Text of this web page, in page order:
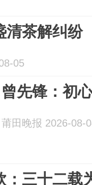
清茶解纠纷
05
曾先锋：初
莆田晚报 2026-08-
：三十二载